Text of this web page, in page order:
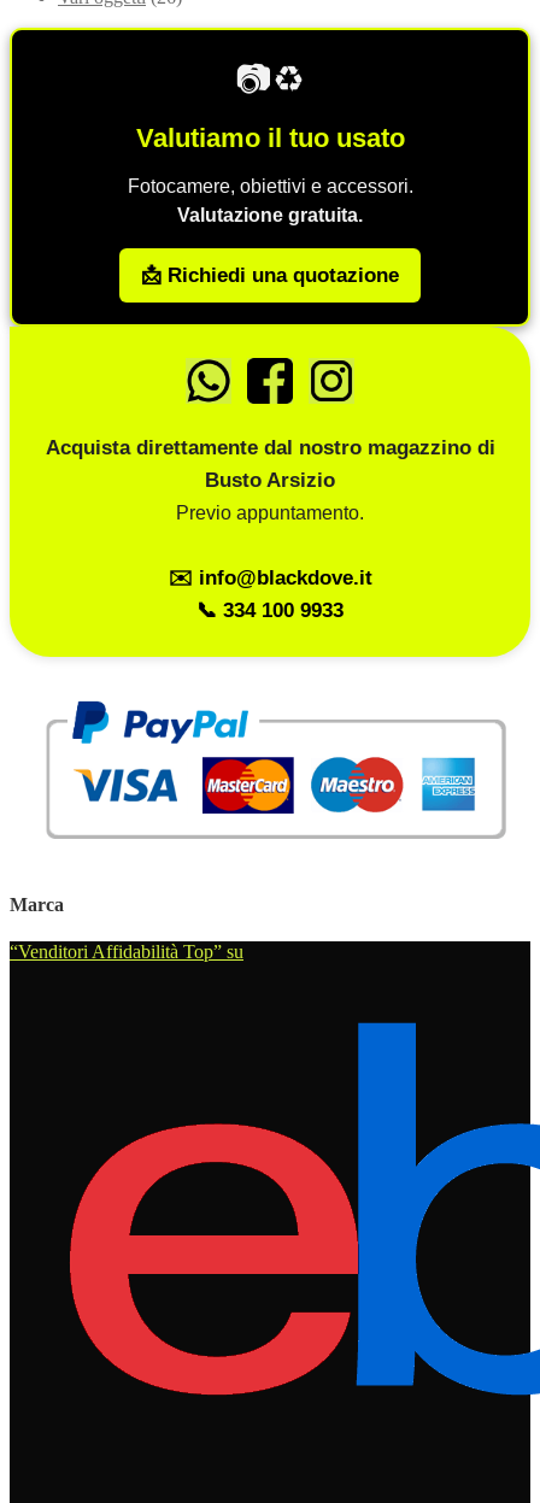
📷♻️
Valutiamo il tuo usato
Fotocamere, obiettivi e accessori.
Valutazione gratuita.
📩 Richiedi una quotazione
Acquista direttamente dal nostro magazzino di
Busto Arsizio
Previo appuntamento.
✉️ info@blackdove.it
📞 334 100 9933
Marca
“Venditori Affidabilità Top” su